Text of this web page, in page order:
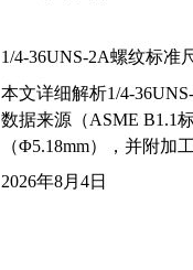
1/4-36UNS-2A螺纹标准
本文详细解析1/4-
数据来源（ASME B1.1
（Φ5.18mm），并附加
2026年8月4日